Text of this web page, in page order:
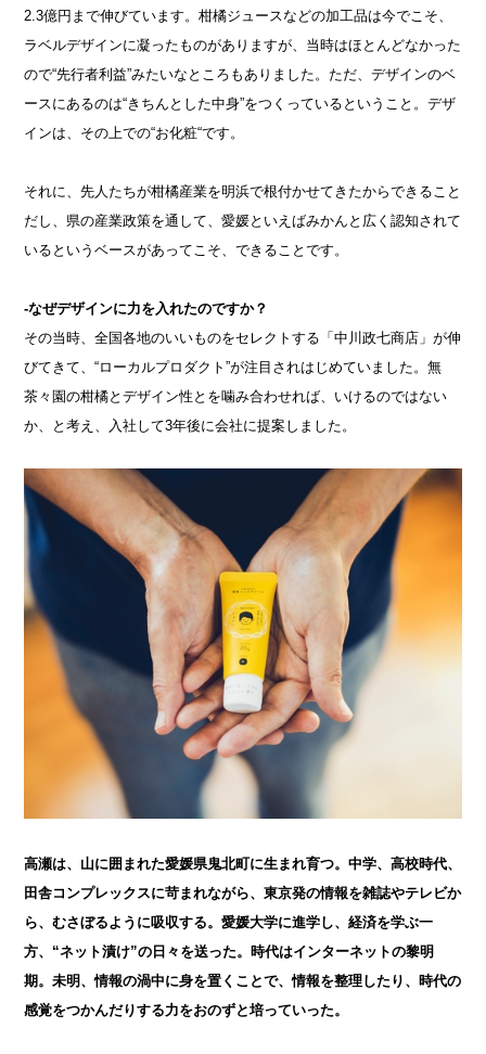
2.3億円まで伸びています。柑橘ジュースなどの加工品は今でこそ、
ラベルデザインに凝ったものがありますが、当時はほとんどなかった
ので“先行者利益”みたいなところもありました。ただ、デザインのベ
ースにあるのは“きちんとした中身”をつくっているということ。デザ
インは、その上での“お化粧“です。
それに、先人たちが柑橘産業を明浜で根付かせてきたからできること
だし、県の産業政策を通して、愛媛といえばみかんと広く認知されて
いるというベースがあってこそ、できることです。
-なぜデザインに力を入れたのですか？
その当時、全国各地のいいものをセレクトする「中川政七商店」が伸
びてきて、“ローカルプロダクト”が注目されはじめていました。無
茶々園の柑橘とデザイン性とを噛み合わせれば、いけるのではない
か、と考え、入社して3年後に会社に提案しました。
高瀬は、山に囲まれた愛媛県鬼北町に生まれ育つ。中学、高校時代、
田舎コンプレックスに苛まれながら、東京発の情報を雑誌やテレビか
ら、むさぼるように吸収する。愛媛大学に進学し、経済を学ぶ一
方、“ネット漬け”の日々を送った。時代はインターネットの黎明
期。未明、情報の渦中に身を置くことで、情報を整理したり、時代の
感覚をつかんだりする力をおのずと培っていった。